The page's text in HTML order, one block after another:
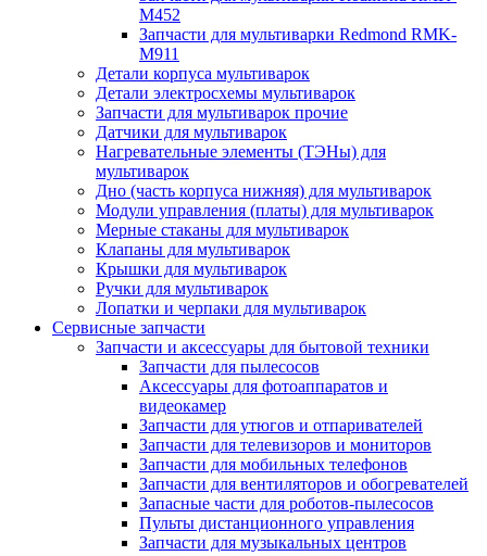
M452
Запчасти для мультиварки Redmond RMK-
M911
Детали корпуса мультиварок
Детали электросхемы мультиварок
Запчасти для мультиварок прочие
Датчики для мультиварок
Нагревательные элементы (ТЭНы) для
мультиварок
Дно (часть корпуса нижняя) для мультиварок
Модули управления (платы) для мультиварок
Мерные стаканы для мультиварок
Клапаны для мультиварок
Крышки для мультиварок
Ручки для мультиварок
Лопатки и черпаки для мультиварок
Сервисные запчасти
Запчасти и аксессуары для бытовой техники
Запчасти для пылесосов
Аксессуары для фотоаппаратов и
видеокамер
Запчасти для утюгов и отпаривателей
Запчасти для телевизоров и мониторов
Запчасти для мобильных телефонов
Запчасти для вентиляторов и обогревателей
Запасные части для роботов-пылесосов
Пульты дистанционного управления
Запчасти для музыкальных центров